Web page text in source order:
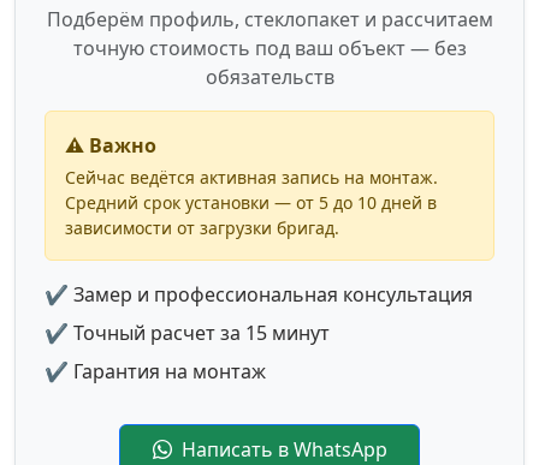
Подберём профиль, стеклопакет и рассчитаем
точную стоимость под ваш объект — без
обязательств
⚠️ Важно
Сейчас ведётся активная запись на монтаж.
Средний срок установки — от 5 до 10 дней в
зависимости от загрузки бригад.
✔ Замер и профессиональная консультация
✔ Точный расчет за 15 минут
✔ Гарантия на монтаж
Написать в WhatsApp